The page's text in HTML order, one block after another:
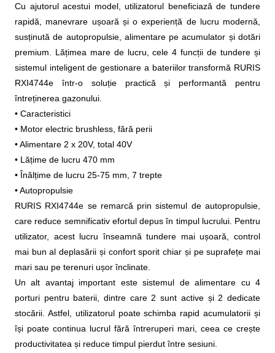
Cu ajutorul acestui model, utilizatorul beneficiază de tundere
rapidă, manevrare ușoară și o experiență de lucru modernă,
susținută de autopropulsie, alimentare pe acumulator și dotări
premium. Lățimea mare de lucru, cele 4 funcții de tundere și
sistemul inteligent de gestionare a bateriilor transformă RURIS
RXI4744e într-o soluție practică și performantă pentru
întreținerea gazonului.
• Caracteristici
• Motor electric brushless, fără perii
• Alimentare 2 x 20V, total 40V
• Lățime de lucru 470 mm
• Înălțime de lucru 25-75 mm, 7 trepte
• Autopropulsie
RURIS RXI4744e se remarcă prin sistemul de autopropulsie,
care reduce semnificativ efortul depus în timpul lucrului. Pentru
utilizator, acest lucru înseamnă tundere mai ușoară, control
mai bun al deplasării și confort sporit chiar și pe suprafețe mai
mari sau pe terenuri ușor înclinate.
Un alt avantaj important este sistemul de alimentare cu 4
porturi pentru baterii, dintre care 2 sunt active și 2 dedicate
stocării. Astfel, utilizatorul poate schimba rapid acumulatorii și
își poate continua lucrul fără întreruperi mari, ceea ce crește
productivitatea și reduce timpul pierdut între sesiuni.